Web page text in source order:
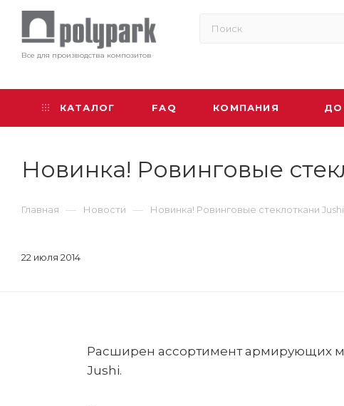
Все для производства композитов
КАТАЛОГ FAQ КОМПАНИЯ
Новинка! Ровинговые
Главная — Новости — Новинка! Ровинговые стеклоткани
22 июля 2014
Расширен ассортимент армирующих
Jushi.